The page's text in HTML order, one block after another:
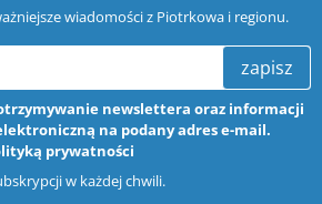
wiadomości z Piotrkowa i regionu.
zapisz
newslettera oraz informacji
na podany adres e-mail.
prywatności
w każdej chwili.